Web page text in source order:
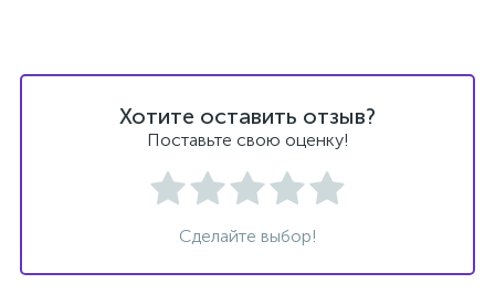
Хотите оставить отзыв?
Поставьте свою оценку!
Сделайте выбор!